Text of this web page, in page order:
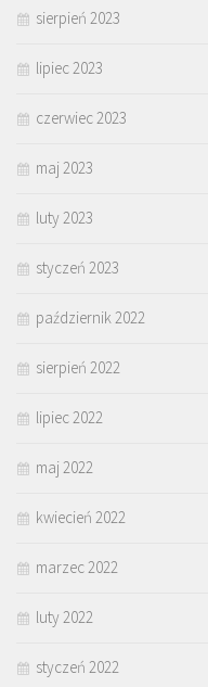
sierpień 2023
lipiec 2023
czerwiec 2023
maj 2023
luty 2023
styczeń 2023
październik 2022
sierpień 2022
lipiec 2022
maj 2022
kwiecień 2022
marzec 2022
luty 2022
styczeń 2022